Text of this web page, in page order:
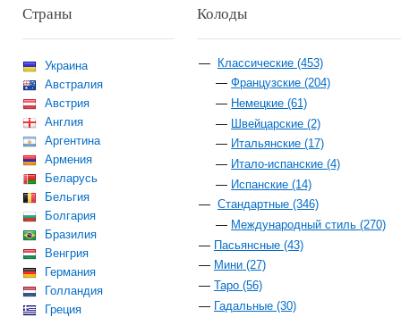
Страны
Украина
Австралия
Австрия
Англия
Аргентина
Армения
Беларусь
Бельгия
Болгария
Бразилия
Венгрия
Германия
Голландия
Греция
Колоды
Классические (453)
Французские (204)
Немецкие (61)
Швейцарские (2)
Итальянские (17)
Итало-испанские (4)
Испанские (14)
Стандартные (346)
Международный стиль (270)
Пасьянсные (43)
Мини (27)
Таро (56)
Гадальные (30)